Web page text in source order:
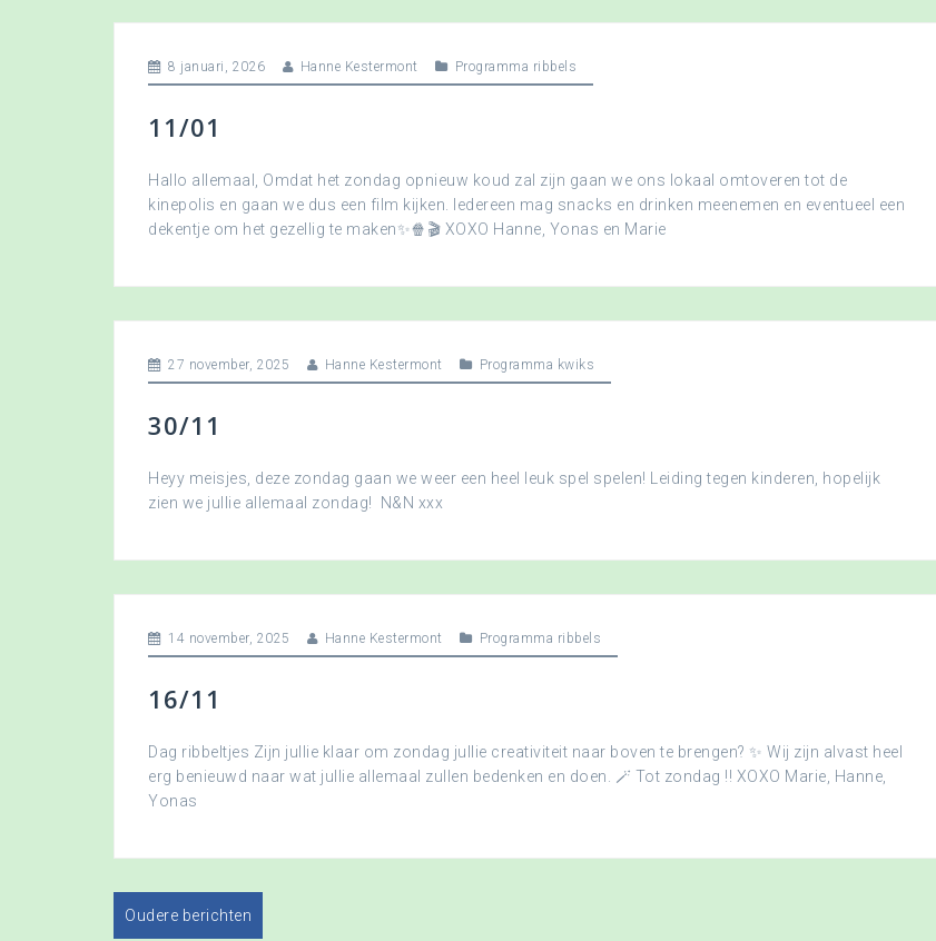
8 januari, 2026 Hanne Kestermont Programma ribbels
11/01
Hallo allemaal, Omdat het zondag opnieuw koud zal zijn gaan we ons lokaal omtoveren tot de
kinepolis en gaan we dus een film kijken. Iedereen mag snacks en drinken meenemen en eventueel een
dekentje om het gezellig te maken✨🍿🎬 XOXO Hanne, Yonas en Marie
27 november, 2025 Hanne Kestermont Programma kwiks
30/11
Heyy meisjes, deze zondag gaan we weer een heel leuk spel spelen! Leiding tegen kinderen, hopelijk
zien we jullie allemaal zondag! N&N xxx
14 november, 2025 Hanne Kestermont Programma ribbels
16/11
Dag ribbeltjes Zijn jullie klaar om zondag jullie creativiteit naar boven te brengen? ✨ Wij zijn alvast heel
erg benieuwd naar wat jullie allemaal zullen bedenken en doen. 🪄 Tot zondag !! XOXO Marie, Hanne,
Yonas
Oudere berichten